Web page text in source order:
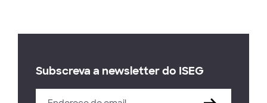
Subscreva a newsletter do ISEG